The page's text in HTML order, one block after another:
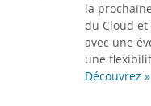
la
du Cloud et
avec une
une
Découvrez »